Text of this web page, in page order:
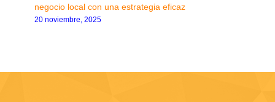
negocio local con una estrategia eficaz
20 noviembre, 2025